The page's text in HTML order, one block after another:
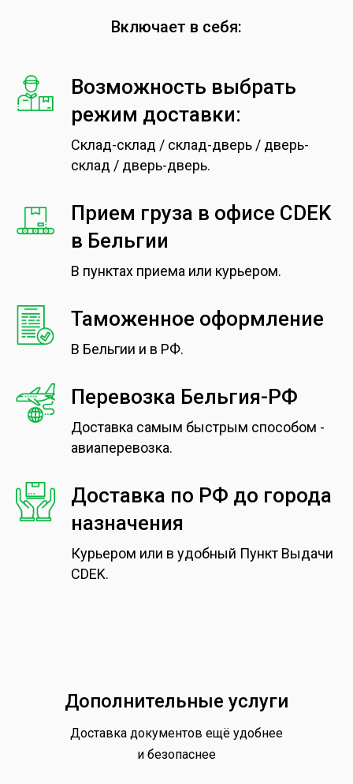
Включает в себя:
Возможность выбрать
режим доставки:
Склад-склад / склад-дверь / дверь-
склад / дверь-дверь.
Прием груза в офисе CDEK
в Бельгии
В пунктах приема или курьером.
Таможенное оформление
В Бельгии и в РФ.
Перевозка Бельгия-РФ
Доставка самым быстрым способом -
авиаперевозка.
Доставка по РФ до города
назначения
Курьером или в удобный Пункт Выдачи
CDEK.
Дополнительные услуги
Доставка документов ещё удобнее
и безопаснее